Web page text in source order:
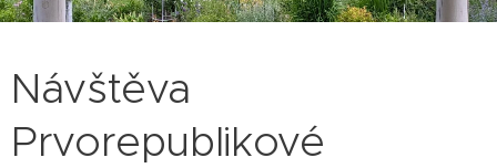
Návštěva
Prvorepublikové